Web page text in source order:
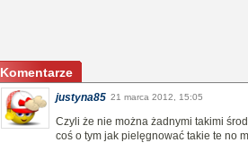
Komentarze
justyna85 21 marca 2012, 15:05
Czyli że nie można żadnymi takimi
coś o tym jak pielęgnować takie te no